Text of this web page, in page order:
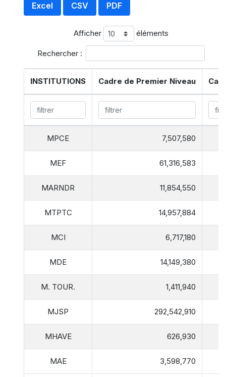
Excel CSV PDF
Afficher éléments
Rechercher :
INSTITUTIONS Cadre de Premier Niveau
MPCE 7,507,580
MEF 61,316,583
MARNDR 11,854,550
MTPTC 14,957,884
MCI 6,717,180
MDE 14,149,380
M. TOUR. 1,411,940
MJSP 292,542,910
MHAVE 626,930
MAE 3,598,770